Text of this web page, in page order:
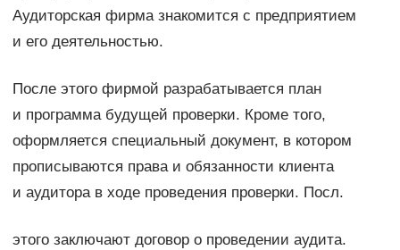
Аудиторская фирма знакомится с предприятием
и его деятельностью.
После этого фирмой разрабатывается план
и программа будущей проверки. Кроме того,
оформляется специальный документ, в котором
прописываются права и обязанности клиента
и аудитора в ходе проведения проверки. Посл.
этого заключают договор о проведении аудита.